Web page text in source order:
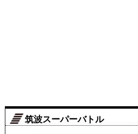
筑波スーパーバトル